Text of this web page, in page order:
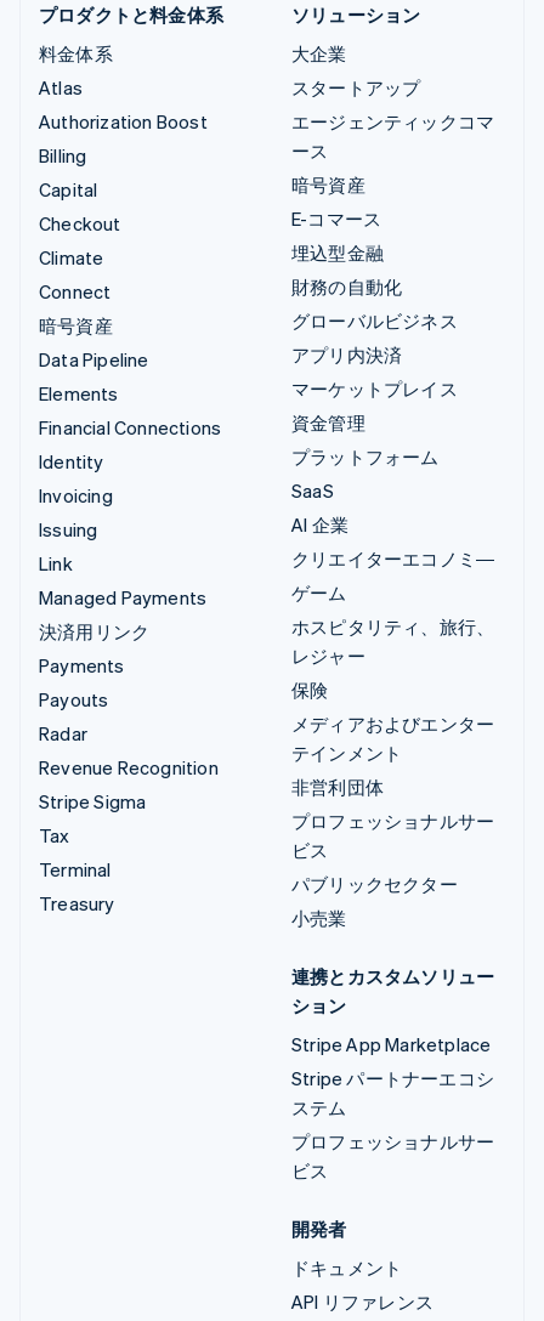
プロダクトと料金体系
料金体系
Atlas
Authorization Boost
Billing
Capital
Checkout
Climate
Connect
暗号資産
Data Pipeline
Elements
Financial Connections
Identity
Invoicing
Issuing
Link
Managed Payments
決済用リンク
Payments
Payouts
Radar
Revenue Recognition
Stripe Sigma
Tax
Terminal
Treasury
ソリューション
大企業
スタートアップ
エージェンティックコマ
ース
暗号資産
E-コマース
埋込型金融
財務の自動化
グローバルビジネス
アプリ内決済
マーケットプレイス
資金管理
プラットフォーム
SaaS
AI 企業
クリエイターエコノミ―
ゲーム
ホスピタリティ、旅行、
レジャー
保険
メディアおよびエンター
テインメント
非営利団体
プロフェッショナルサー
ビス
パブリックセクター
小売業
連携とカスタムソリュー
ション
Stripe App Marketplace
Stripe パートナーエコシ
ステム
プロフェッショナルサー
ビス
開発者
ドキュメント
API リファレンス